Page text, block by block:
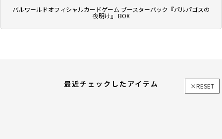
パルワールドオフィシャルカードゲーム ブースターパック『パルパゴスの
夜明け』 BOX
最近チェックしたアイテム ×RESET